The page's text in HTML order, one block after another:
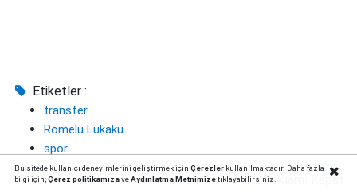
Etiketler :
transfer
Romelu Lukaku
spor
Bu sitede kullanıcı deneyimlerini geliştirmek için Çerezlerkullanılmaktadır. Daha fazla
bilgi için;Çerez politikamızaveAydınlatma Metnimizetıklayabilirsiniz.Reklamı Kapat